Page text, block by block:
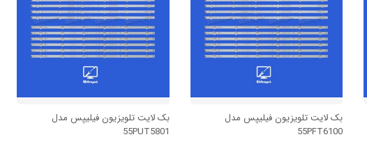
بک لایت تلویزیون فیلیپس مدل
55PFT6100
بک لایت تلویزیون فیلیپس مدل
55PUT5801